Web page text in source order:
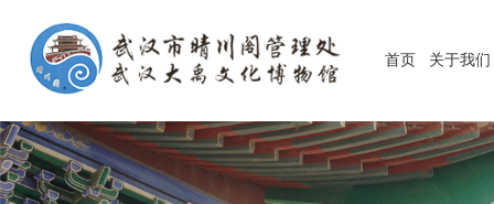
首页 关于我们